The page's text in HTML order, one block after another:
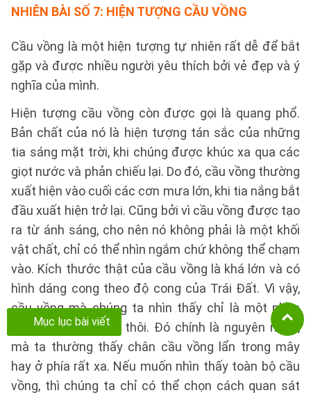
Mục lục bài viết
NHIÊN BÀI SỐ 7: HIỆN TƯỢNG CẦU VỒNG
Cầu vồng là một hiện tượng tự nhiên rất dễ để bắt
gặp và được nhiều người yêu thích bởi vẻ đẹp và ý
nghĩa của mình.
Hiện tượng cầu vồng còn được gọi là quang phổ.
Bản chất của nó là hiện tượng tán sắc của những
tia sáng mặt trời, khi chúng được khúc xa qua các
giọt nước và phản chiếu lại. Do đó, cầu vồng thường
xuất hiện vào cuối các cơn mưa lớn, khi tia nắng bắt
đầu xuất hiện trở lại. Cũng bởi vì cầu vồng được tạo
ra từ ánh sáng, cho nên nó không phải là một khối
vật chất, chỉ có thể nhìn ngắm chứ không thể chạm
vào. Kích thước thật của cầu vồng là khá lớn và có
hình dáng cong theo độ cong của Trái Đất. Vì vậy,
cầu vồng mà chúng ta nhìn thấy chỉ là một phần
của quang phổ mà thôi. Đó chính là nguyên nhân,
mà ta thường thấy chân cầu vồng lẩn trong mây
hay ở phía rất xa. Nếu muốn nhìn thấy toàn bộ cầu
vồng, thì chúng ta chỉ có thể chọn cách quan sát